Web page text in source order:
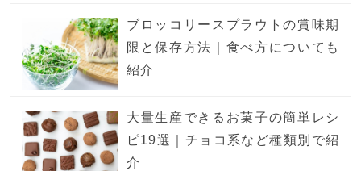
ブロッコリースプラウトの賞味期
限と保存方法｜食べ方についても
紹介
大量生産できるお菓子の簡単レシ
ピ19選｜チョコ系など種類別で紹
介